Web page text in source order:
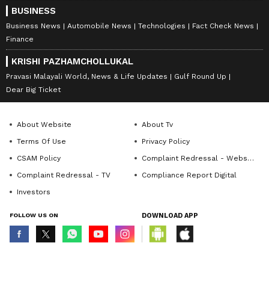
BUSINESS
Business News Automobile News Technologies
Fact Check News
Finance
KRISHI PAZHAMCHOLLUKAL
Pravasi Malayali World, News & Life Updates
Gulf Round Up
Dear Big Ticket
About Website
About Tv
Terms Of Use
Privacy Policy
CSAM Policy
Complaint Redressal - Website
Complaint Redressal - TV
Compliance Report Digital
Investors
FOLLOW US ON DOWNLOAD APP